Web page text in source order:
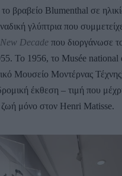
βραβείο Blumenthal σε
γλύπτρια που
New Decade που διοργάνωσε
Το 1956, το Musée national
Μουσείο Μοντέρνας
έκθεση – τιμή που μέχρι
ζωή μόνο στον Henri Matisse.